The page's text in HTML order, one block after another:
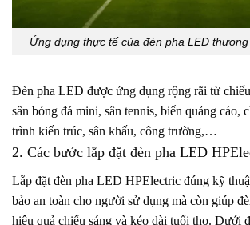
Ứng dụng thực tế của đèn pha LED
Đèn pha LED được ứng dụng rộng rãi từ
sân bóng đá mini, sân tennis, biển quảng cáo,
trình kiến trúc, sân khấu, công trường,…
2. Các bước lắp đặt đèn pha LED
Lắp đặt đèn pha LED HPElectric đúng kỹ
bảo an toàn cho người sử dụng mà còn giúp
hiệu quả chiếu sáng và kéo dài tuổi thọ. Dưới